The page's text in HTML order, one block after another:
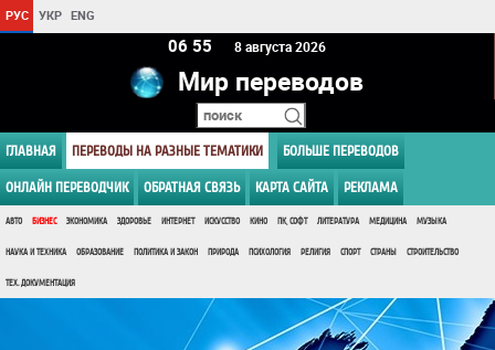
РУС УКР ENG
06 55 8 августа 2026
Мир переводов
ГЛАВНАЯ ПЕРЕВОДЫ НА РАЗНЫЕ ТЕМАТИКИ БОЛЬШЕ ПЕРЕВОДОВ
ОНЛАЙН ПЕРЕВОДЧИК ОБРАТНАЯ СВЯЗЬ КАРТА САЙТА РЕКЛАМА
АВТО БИЗНЕС ЭКОНОМИКА ЗДОРОВЬЕ ИНТЕРНЕТ ИСКУССТВО КИНО ПК, СОФТ ЛИТЕРАТУРА МЕДИЦИНА МУЗЫКА
НАУКА И ТЕХНИКА ОБРАЗОВАНИЕ ПОЛИТИКА И ЗАКОН ПРИРОДА ПСИХОЛОГИЯ РЕЛИГИЯ СПОРТ СТРАНЫ СТРОИТЕЛЬСТВО
ТЕХ. ДОКУМЕНТАЦИЯ